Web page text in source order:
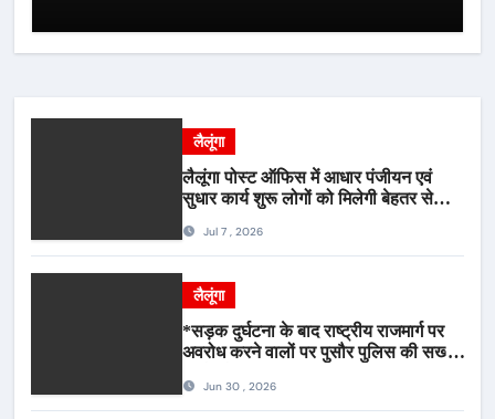
लैलूंगा
लैलूंगा पोस्ट ऑफिस में आधार पंजीयन एवं
सुधार कार्य शुरू लोगों को मिलेगी बेहतर सेवा,
Jul 7 , 2026
लैलूंगा
*सड़क दुर्घटना के बाद राष्ट्रीय राजमार्ग पर
अवरोध करने वालों पर पुसौर पुलिस की सख्त
Jun 30 , 2026